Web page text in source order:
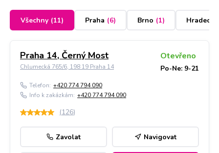
Všechny (11) Praha (6) Brno (1) Hradec
Praha 14, Černý Most
Chlumecká 765/6, 198 19 Praha 14
Otevřeno
Po-Ne: 9-21
Telefon: +420 774 794 090
Info k zakázkám: +420 774 794 090
(126)
Zavolat Navigovat